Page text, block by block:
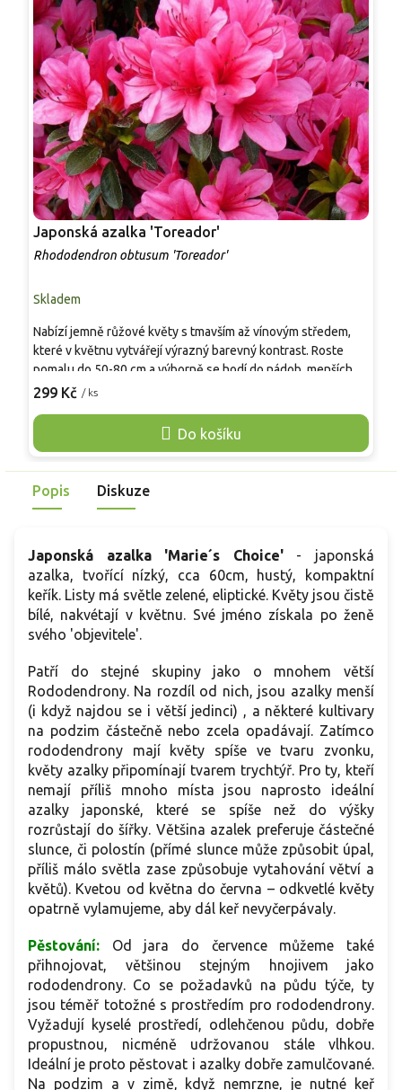
Japonská azalka 'Toreador'
Rhododendron obtusum 'Toreador'
Skladem
299 Kč / ks
Do košíku
Nabízí jemně růžové květy s tmavším až vínovým středem,
které v květnu vytvářejí výrazný barevný kontrast. Roste
pomalu do 50-80 cm a výborně se hodí do nádob, menších
zahrad či jako podsadba jehličnanů. Vyžaduje kyselou,
azalky, které dlouhodobě udržují kompaktní tvar bez
potřeby řezu.
Popis Diskuze
Japonská azalka 'Marie´s Choice'- japonská
azalka, tvořící nízký, cca 60cm, hustý, kompaktní
keřík. Listy má světle zelené, eliptické. Květy jsou čistě
bílé, nakvétají v květnu. Své jméno získala po ženě
svého 'objevitele'.
Patří do stejné skupiny jako o mnohem větší
Rododendrony. Na rozdíl od nich, jsou azalky menší
(i když najdou se i větší jedinci) , a některé kultivary
na podzim částečně nebo zcela opadávají. Zatímco
rododendrony mají květy spíše ve tvaru zvonku,
květy azalky připomínají tvarem trychtýř. Pro ty, kteří
nemají příliš mnoho místa jsou naprosto ideální
azalky japonské, které se spíše než do výšky
rozrůstají do šířky. Většina azalek preferuje částečné
slunce, či polostín (přímé slunce může způsobit úpal,
příliš málo světla zase způsobuje vytahování větví a
květů). Kvetou od května do června – odkvetlé květy
opatrně vylamujeme, aby dál keř nevyčerpávaly.
Pěstování:
Od jara do července můžeme také
přihnojovat, většinou stejným hnojivem jako
rododendrony. Co se požadavků na půdu týče, ty
jsou téměř totožné s prostředím pro rododendrony.
Vyžadují kyselé prostředí, odlehčenou půdu, dobře
propustnou, nicméně udržovanou stále vlhkou.
Ideální je proto pěstovat i azalky dobře zamulčované.
Na podzim a v zimě, když nemrzne, je nutné keř